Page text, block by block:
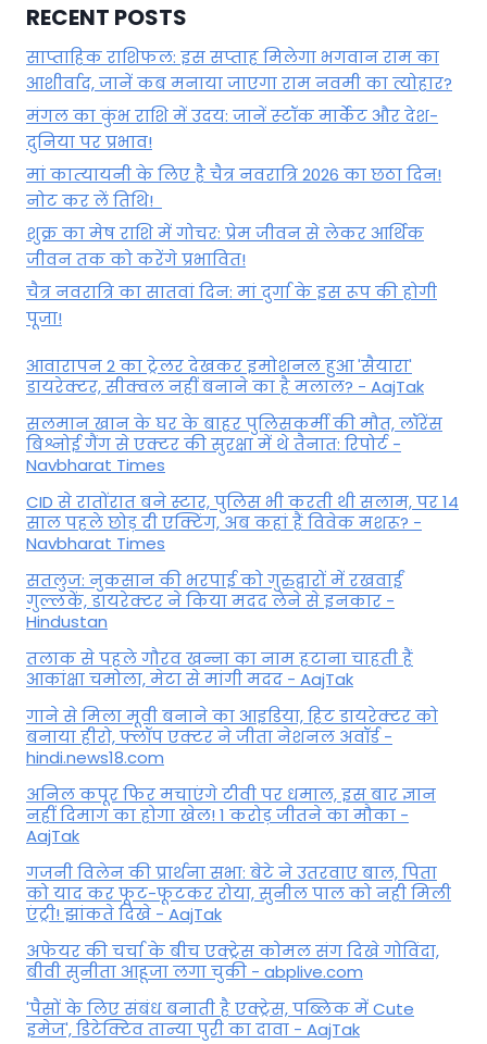
RECENT POSTS
साप्ताहिक राशिफल: इस सप्ताह मिलेगा भगवान राम का
आशीर्वाद, जानें कब मनाया जाएगा राम नवमी का त्योहार?
मंगल का कुंभ राशि में उदय: जानें स्‍टॉक मार्केट और देश-
दुनिया पर प्रभाव!
मां कात्‍यायनी के लिए है चैत्र नवरात्रि 2026 का छठा दिन!
नोट कर लें तिथि!
शुक्र का मेष राशि में गोचर: प्रेम जीवन से लेकर आर्थिक
जीवन तक को करेंगे प्रभावित!
चैत्र नवरात्रि का सातवां दिन: मां दुर्गा के इस रूप की होगी
पूजा!
आवारापन 2 का ट्रेलर देखकर इमोशनल हुआ 'सैयारा'
डायरेक्टर, सीक्वल नहीं बनाने का है मलाल? - AajTak
सलमान खान के घर के बाहर पुलिसकर्मी की मौत, लॉरेंस
बिश्नोई गैंग से एक्टर की सुरक्षा में थे तैनात: रिपोर्ट -
Navbharat Times
CID से रातोंरात बने स्टार, पुलिस भी करती थी सलाम, पर 14
साल पहले छोड़ दी एक्टिंग, अब कहां हैं विवेक मशरू? -
Navbharat Times
सतलुज: नुकसान की भरपाई को गुरुद्वारों में रखवाईं
गुल्लकें, डायरेक्टर ने किया मदद लेने से इनकार -
Hindustan
तलाक से पहले गौरव खन्ना का नाम हटाना चाहती हैं
आकांक्षा चमोला, मेटा से मांगी मदद - AajTak
गाने से मिला मूवी बनाने का आइडिया, हिट डायरेक्टर को
बनाया हीरो, फ्लॉप एक्टर ने जीता नेशनल अवॉर्ड -
hindi.news18.com
अनिल कपूर फिर मचाएंगे टीवी पर धमाल, इस बार ज्ञान
नहीं दिमाग का होगा खेल! 1 करोड़ जीतने का मौका -
AajTak
गजनी विलेन की प्रार्थना सभा: बेटे ने उतरवाए बाल, पिता
को याद कर फूट-फूटकर रोया, सुनील पाल को नही मिली
एंट्री! झांकते दिखे - AajTak
अफेयर की चर्चा के बीच एक्ट्रेस कोमल संग दिखे गोविंदा,
बीवी सुनीता आहूजा लगा चुकी - abplive.com
'पैसों के लिए संबंध बनाती है एक्ट्रेस, पब्लिक में Cute
इमेज', डिटेक्टिव तान्या पुरी का दावा - AajTak